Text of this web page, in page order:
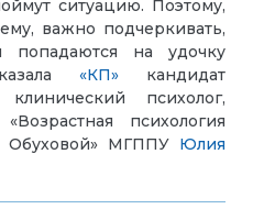
ситуацию. Поэтому,
важно подчеркивать,
на удочку
«КП»кандидат
клинический психолог,
психология
Обуховой» МГППУ Юлия